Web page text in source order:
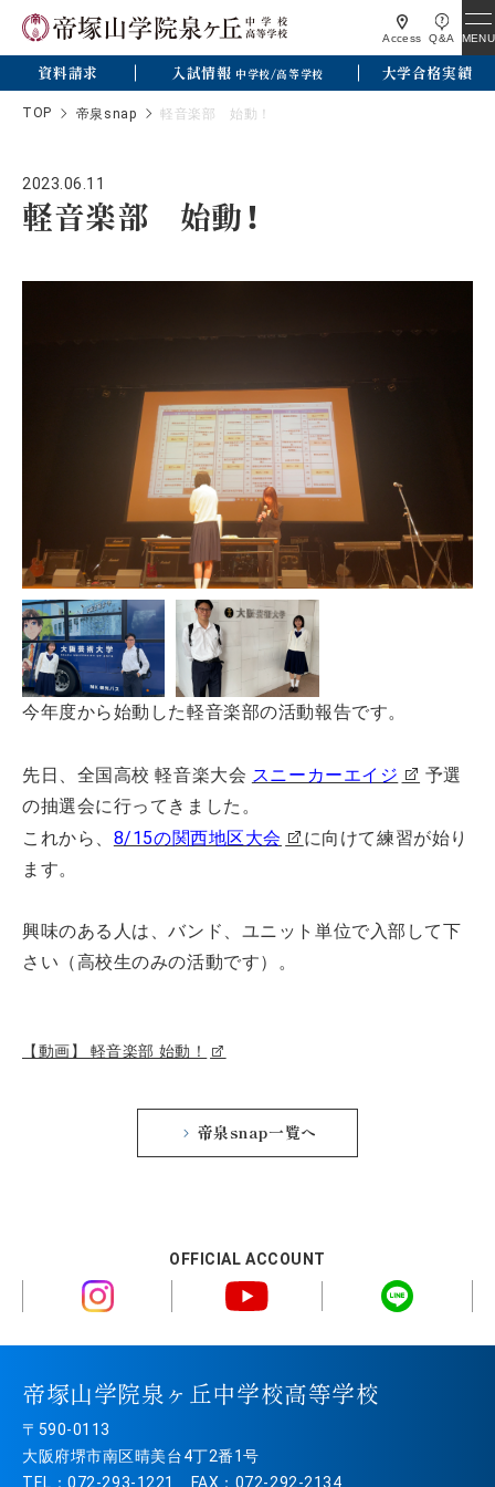
Access Q&A MENU
資料請求 入試情報 中学校/高等学校 大学合格実績
TOP 帝泉snap 軽音楽部 始動！
2023.06.11
軽音楽部 始動！
今年度から始動した軽音楽部の活動報告です。
先日、全国高校 軽音楽大会 スニーカーエイジ
予選
の抽選会に行ってきました。
これから、 8/15の関西地区大会
に向けて練習が始り
ます。
興味のある人は、バンド、ユニット単位で入部して下
さい（高校生のみの活動です）。
【動画】 軽音楽部 始動！
帝泉snap一覧へ
OFFICIAL ACCOUNT
帝塚山学院泉ヶ丘中学校高等学校
〒590-0113
大阪府堺市南区晴美台4丁2番1号
TEL：072-293-1221 FAX：072-292-2134